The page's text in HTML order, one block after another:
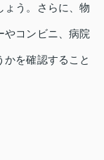
ょう。さらに、物
やコンビニ、病院
を確認すること